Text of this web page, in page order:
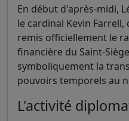
En début d'après-midi,
le cardinal Kevin
remis officiellement le
financière du Saint-
symboliquement la
pouvoirs temporels au
L'activité